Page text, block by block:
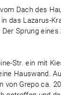
Dach des
das Lazarus-
Sprung
Str. ein mit
Hauswand.
von Grepo ca.